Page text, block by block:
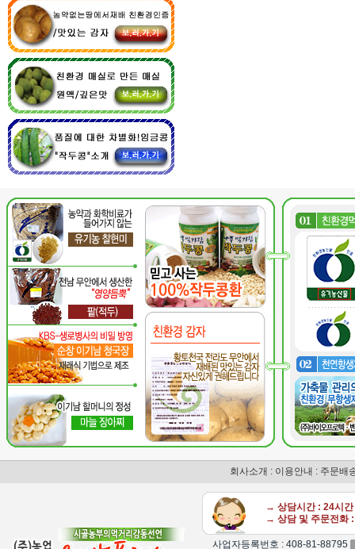
회사소개 : 이용안내 : 주문배
→ 상담시간 : 24시간
→ 상담 및 주문전화
사업자등록번호 : 408-81-88795